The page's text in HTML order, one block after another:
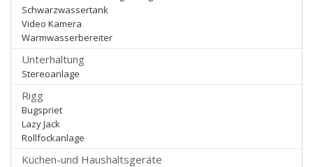
Schwarzwassertank
Video Kamera
Warmwasserbereiter
Unterhaltung
Stereoanlage
Rigg
Bugspriet
Lazy Jack
Rollfockanlage
Küchen-und Haushaltsgeräte